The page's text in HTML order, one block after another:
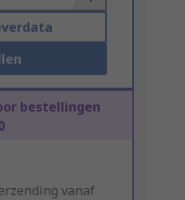
bestellingen
vanaf